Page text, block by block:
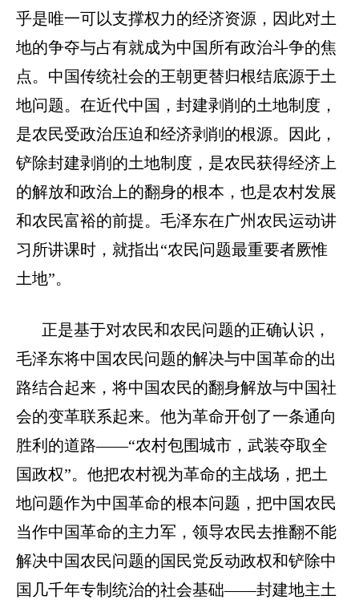
乎是唯一可以支撑权力的经济资源，因此对土
地的争夺与占有就成为中国所有政治斗争的焦
点。中国传统社会的王朝更替归根结底源于土
地问题。在近代中国，封建剥削的土地制度，
是农民受政治压迫和经济剥削的根源。因此，
铲除封建剥削的土地制度，是农民获得经济上
的解放和政治上的翻身的根本，也是农村发展
和农民富裕的前提。毛泽东在广州农民运动讲
习所讲课时，就指出“农民问题最重要者厥惟
土地”。
正是基于对农民和农民问题的正确认识，
毛泽东将中国农民问题的解决与中国革命的出
路结合起来，将中国农民的翻身解放与中国社
会的变革联系起来。他为革命开创了一条通向
胜利的道路——“农村包围城市，武装夺取全
国政权”。他把农村视为革命的主战场，把土
地问题作为中国革命的根本问题，把中国农民
当作中国革命的主力军，领导农民去推翻不能
解决中国农民问题的国民党反动政权和铲除中
国几千年专制统治的社会基础——封建地主土